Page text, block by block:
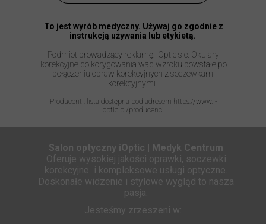
To jest wyrób medyczny. Używaj go zgodnie z
instrukcją używania lub etykietą.
Podmiot prowadzący reklamę: iOptic s.c. Okulary
korekcyjne do korygowania wad wzroku powstałe po
połączeniu opraw korekcyjnych z soczewkami
korekcyjnymi.
Producent : lista dostępna pod adresem https://www.i-
optic.pl/producenci
Jesteśmy zrzeszeni w:
Salon optyczny iOptic | Medyk Centrum
Oferuje wysokiej jakości oprawki, soczewki
korekcyjne i kompleksowe usługi optyczne.
Doskonałe widzenie i stylowe wygląd to nasza
pasja.